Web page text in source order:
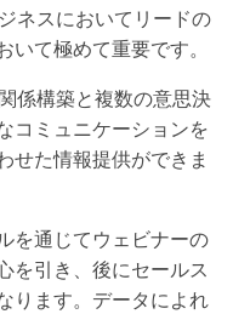
ネスにおいてリードの
いて極めて重要です。
係構築と複数の意思決
コミュニケーションを
せた情報提供ができま
を通じてウェビナーの
を引き、後にセールス
ります。データによれ